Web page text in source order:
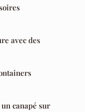
avec des
canapé sur